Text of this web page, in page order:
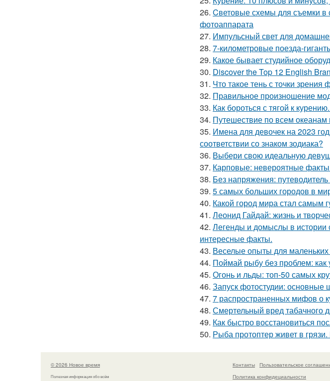
26. Cветовые схемы для съемки в
фотоаппарата
27. Импульсный свет для
28. 7-километровые поезда-
29. Какое бывает студийное
30. Discover the Top 12 English
31. Что такое тень с точки зрения
32. Правильное произношение
33. Как бороться с тягой к
34. Путешествие по всем
35. Имена для девочек на 2023
соответствии со знаком зодиака?
36. Выбери свою идеальную
37. Карповые: невероятные
38. Без напряжения:
39. 5 самых больших городов в
40. Какой город мира стал самым
41. Леонид Гайдай: жизнь и
42. Легенды и домыслы в истории
интересные факты.
43. Веселые опыты для маленьких
44. Поймай рыбу без проблем: как
45. Огонь и льды: топ-50 самых
46. Запуск фотостудии:
47. 7 распространенных мифов о
48. Смертельный вред табачного
49. Как быстро восстановиться
50. Рыба протоптер живет в
© 2026 Новое время
Полезная информация обо всём
Контакты
Пользовательское
Политика конфидециальности